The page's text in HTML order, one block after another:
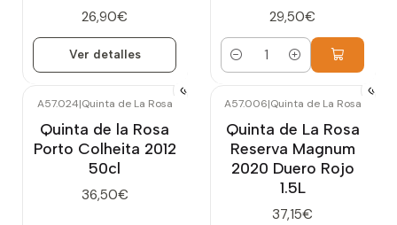
26,90€
Ver detalles
29,50€
Cantidad
A57.024|Quinta de La Rosa
Quinta de la Rosa
Porto Colheita 2012
50cl
36,50€
A57.006|Quinta de La Rosa
Quinta de La Rosa
Reserva Magnum
2020 Duero Rojo
1.5L
37,15€